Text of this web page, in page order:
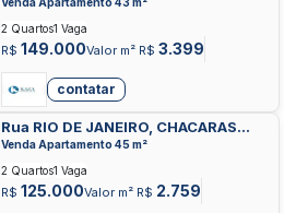
R$ 149.000Valor m² R$ 3.399
2 Quartos1 Vaga
contatar
Rua RIO DE JANEIRO, CHACARAS
ANHANGUERA, VALPARAISO DE
Venda Apartamento 45 m²
R$ 125.000Valor m² R$ 2.759
2 Quartos1 Vaga